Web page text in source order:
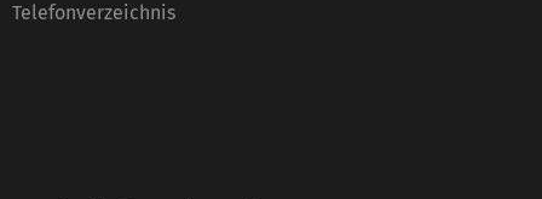
Telefonverzeichnis